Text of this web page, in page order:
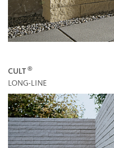
CULT ®
LONG-LINE